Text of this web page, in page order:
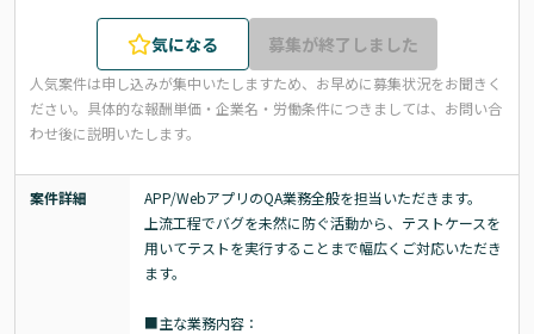
気になる 募集が終了しました
人気案件は申し込みが集中いたしますため、お早めに募集状況をお聞きく
ださい。 具体的な報酬単価・企業名・労働条件につきましては、お問い合
わせ後に説明いたします。
案件詳細
APP/WebアプリのQA業務全般を担当いただきます。
上流工程でバグを未然に防ぐ活動から、テストケースを
用いてテストを実行することまで幅広くご対応いただき
ます。
■主な業務内容：